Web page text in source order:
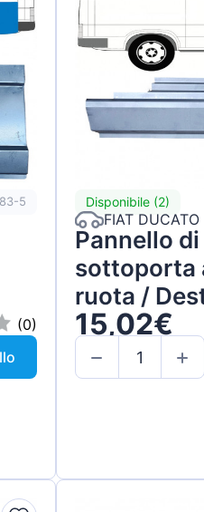
5
(0)
Disponibile (2)
FIAT
Pannello
sottoporta
ruota /
15,02€